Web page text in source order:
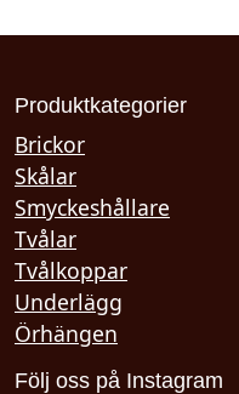
Produktkategorier
Brickor
Skålar
Smyckeshållare
Tvålar
Tvålkoppar
Underlägg
Örhängen
Följ oss på Instagram